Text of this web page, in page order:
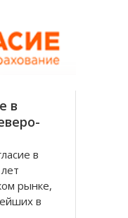
в
в
рынке,
в